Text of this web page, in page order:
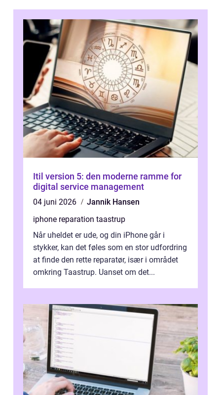
Itil version 5: den moderne ramme for
digital service management
04 juni 2026
Jannik Hansen
iphone reparation taastrup
Når uheldet er ude, og din iPhone går i
stykker, kan det føles som en stor udfordring
at finde den rette reparatør, især i området
omkring Taastrup. Uanset om det...